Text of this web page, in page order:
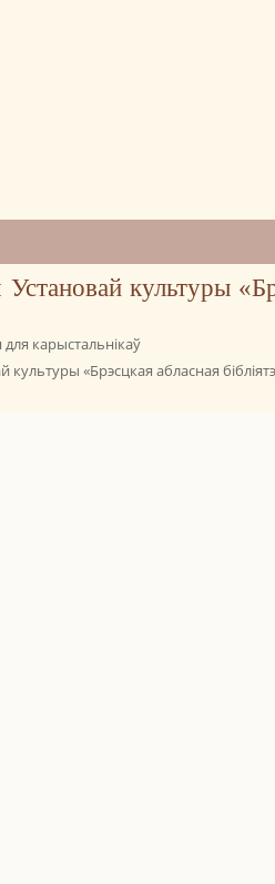
культуры
карыстальнікаў
культуры «Брэсцкая абласная